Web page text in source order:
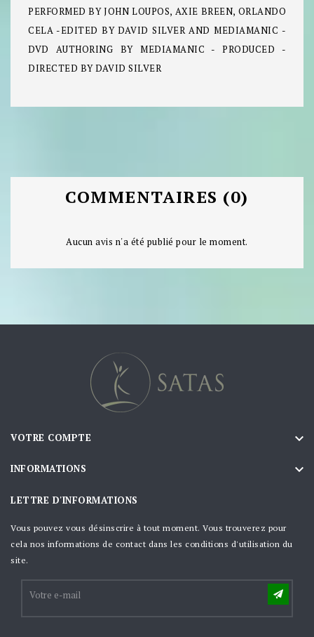
PERFORMED BY JOHN LOUPOS, AXIE BREEN, ORLANDO
CELA -EDITED BY DAVID SILVER AND MEDIAMANIC -
DVD AUTHORING BY MEDIAMANIC - PRODUCED -
DIRECTED BY DAVID SILVER
COMMENTAIRES (0)
Aucun avis n'a été publié pour le moment.
VOTRE COMPTE 
INFORMATIONS 
LETTRE D'INFORMATIONS
Vous pouvez vous désinscrire à tout moment. Vous trouverez pour
cela nos informations de contact dans les conditions d'utilisation du
site.